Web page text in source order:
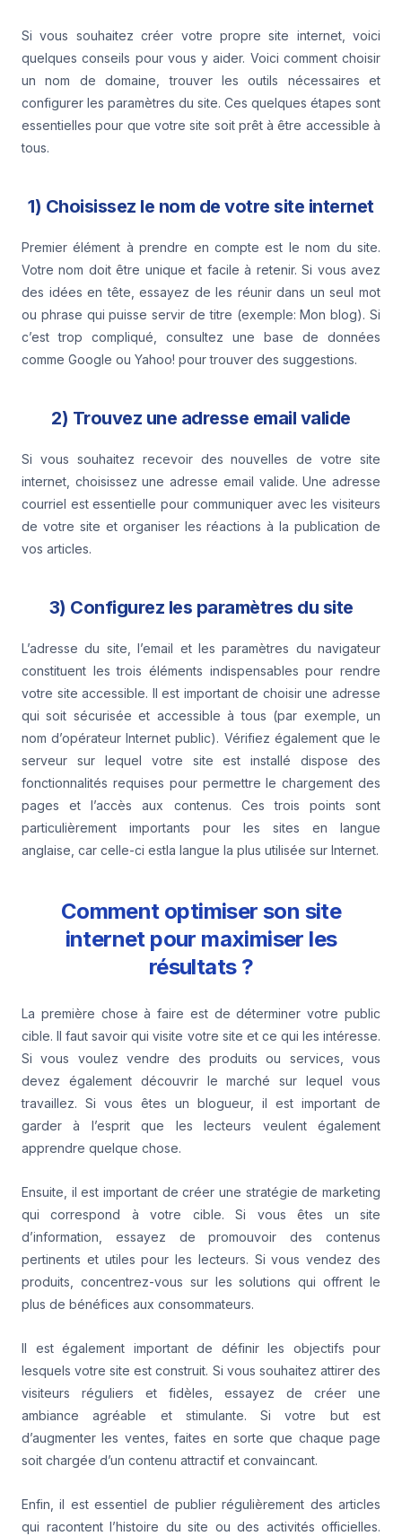
Si vous souhaitez créer votre propre site internet, voici
quelques conseils pour vous y aider. Voici comment choisir
un nom de domaine, trouver les outils nécessaires et
configurer les paramètres du site. Ces quelques étapes sont
essentielles pour que votre site soit prêt à être accessible à
tous.
1) Choisissez le nom de votre site internet
Premier élément à prendre en compte est le nom du site.
Votre nom doit être unique et facile à retenir. Si vous avez
des idées en tête, essayez de les réunir dans un seul mot
ou phrase qui puisse servir de titre (exemple: Mon blog). Si
c’est trop compliqué, consultez une base de données
comme Google ou Yahoo! pour trouver des suggestions.
2) Trouvez une adresse email valide
Si vous souhaitez recevoir des nouvelles de votre site
internet, choisissez une adresse email valide. Une adresse
courriel est essentielle pour communiquer avec les visiteurs
de votre site et organiser les réactions à la publication de
vos articles.
3) Configurez les paramètres du site
L’adresse du site, l’email et les paramètres du navigateur
constituent les trois éléments indispensables pour rendre
votre site accessible. Il est important de choisir une adresse
qui soit sécurisée et accessible à tous (par exemple, un
nom d’opérateur Internet public). Vérifiez également que le
serveur sur lequel votre site est installé dispose des
fonctionnalités requises pour permettre le chargement des
pages et l’accès aux contenus. Ces trois points sont
particulièrement importants pour les sites en langue
anglaise, car celle-ci estla langue la plus utilisée sur Internet.
Comment optimiser son site
internet pour maximiser les
résultats ?
La première chose à faire est de déterminer votre public
cible. Il faut savoir qui visite votre site et ce qui les intéresse.
Si vous voulez vendre des produits ou services, vous
devez également découvrir le marché sur lequel vous
travaillez. Si vous êtes un blogueur, il est important de
garder à l’esprit que les lecteurs veulent également
apprendre quelque chose.
Ensuite, il est important de créer une stratégie de marketing
qui correspond à votre cible. Si vous êtes un site
d’information, essayez de promouvoir des contenus
pertinents et utiles pour les lecteurs. Si vous vendez des
produits, concentrez-vous sur les solutions qui offrent le
plus de bénéfices aux consommateurs.
Il est également important de définir les objectifs pour
lesquels votre site est construit. Si vous souhaitez attirer des
visiteurs réguliers et fidèles, essayez de créer une
ambiance agréable et stimulante. Si votre but est
d’augmenter les ventes, faites en sorte que chaque page
soit chargée d’un contenu attractif et convaincant.
Enfin, il est essentiel de publier régulièrement des articles
qui racontent l’histoire du site ou des activités officielles.